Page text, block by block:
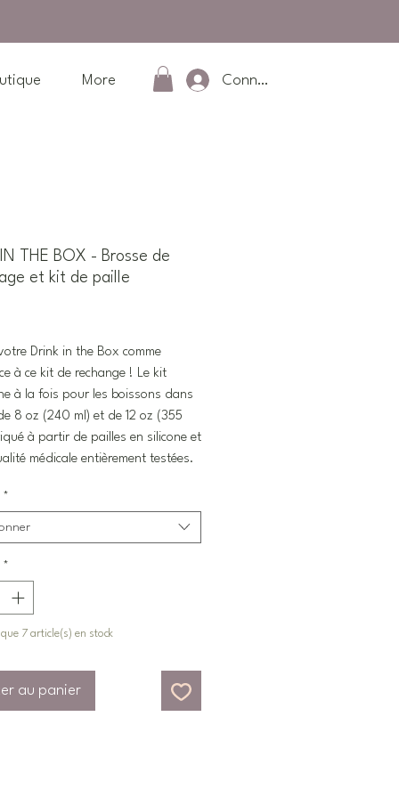
More Connexion
IN THE BOX - Brosse de
et kit de paille
Drink in the Box comme
à ce kit de rechange ! Le kit
à la fois pour les boissons dans
8 oz (240 ml) et de 12 oz (355
à partir de pailles en silicone et
médicale entièrement testées.
*
*
que 7 article(s) en stock
au panier